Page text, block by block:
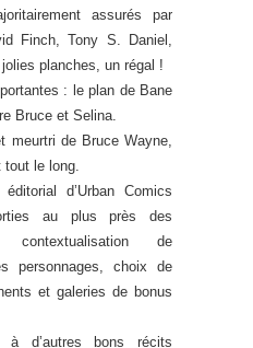
assurés par
Finch, Tony S. Daniel,
planches, un régal !
: le plan de Bane
Bruce et Selina.
meurtri de Bruce Wayne,
tout le long.
d’Urban Comics
au plus près des
de
personnages, choix de
et galeries de bonus
à d’autres bons récits